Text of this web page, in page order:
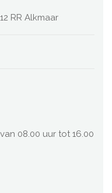
RR Alkmaar
08.00 uur tot 16.00